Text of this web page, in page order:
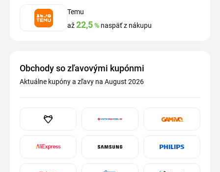
Temu
až22,5% naspäť z nákupu
Obchody so zľavovými kupónmi
Aktuálne kupóny a zľavy na August 2026